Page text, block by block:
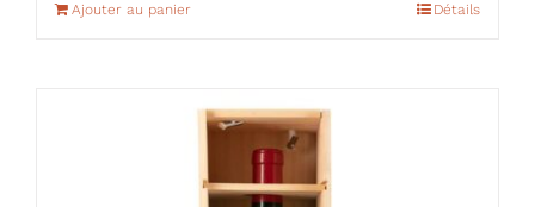
Ajouter au panier Détails